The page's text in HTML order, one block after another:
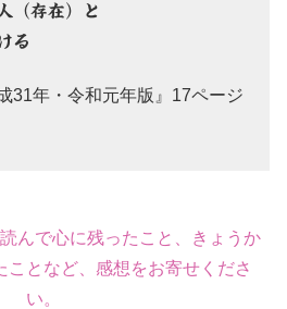
存在）と
31年・令和元年版』17ページ
んで心に残ったこと、きょうか
ことなど、感想をお寄せくださ
い。